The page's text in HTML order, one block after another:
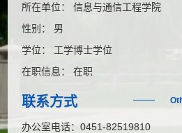
所在单位： 信息与通信工程学院
性别： 男
学位： 工学博士学位
在职信息： 在职
联系方式
办公室电话：0451-82519810